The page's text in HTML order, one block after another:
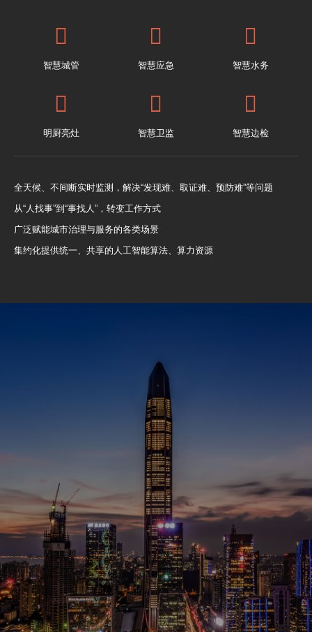
智慧城管 智慧应急 智慧水务
明厨亮灶 智慧卫监 智慧边检
全天候、不间断实时监测，解决“发现难、取证难、预防难”等问题
从“人找事”到“事找人”，转变工作方式
广泛赋能城市治理与服务的各类场景
集约化提供统一、共享的人工智能算法、算力资源